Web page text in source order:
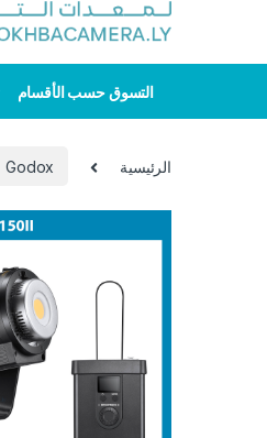
التسوق حسب الأقسام
الرئيسية Godox